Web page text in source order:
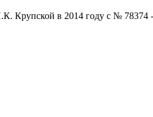
Крупской в 2014 году с №